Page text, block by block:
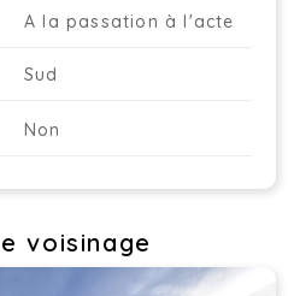
A la passation à l'acte
Sud
Non
voisinage